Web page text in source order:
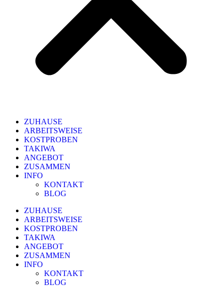
ZUHAUSE
ARBEITSWEISE
KOSTPROBEN
TAKIWA
ANGEBOT
ZUSAMMEN
INFO
KONTAKT
BLOG
ZUHAUSE
ARBEITSWEISE
KOSTPROBEN
TAKIWA
ANGEBOT
ZUSAMMEN
INFO
KONTAKT
BLOG